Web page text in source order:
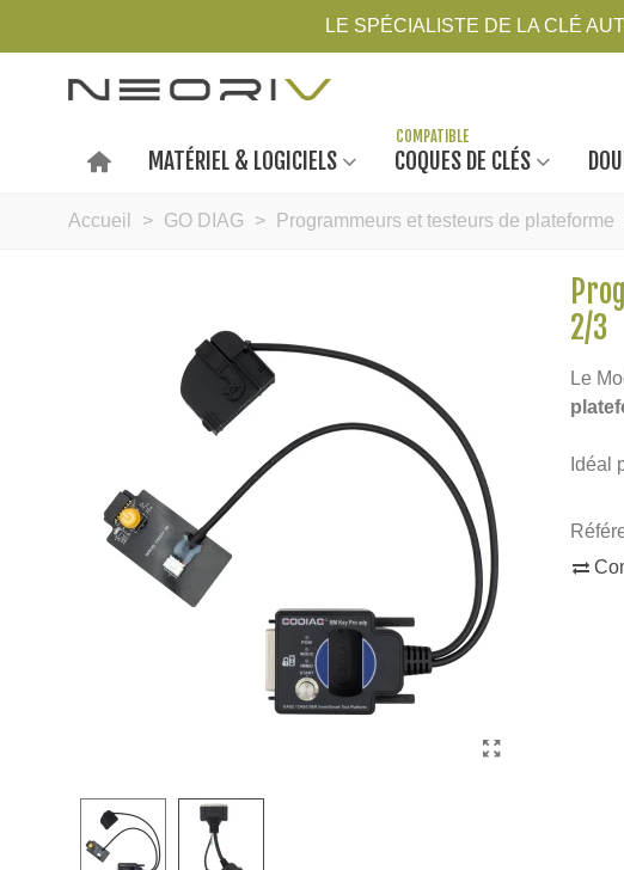
LE SPÉCIALISTE DE LA CLÉ
MATÉRIEL & LOGICIELS COQUES DE CLÉS
Accueil > GO DIAG > Programmeurs et testeurs de plateforme
2/3
Le
Idéal